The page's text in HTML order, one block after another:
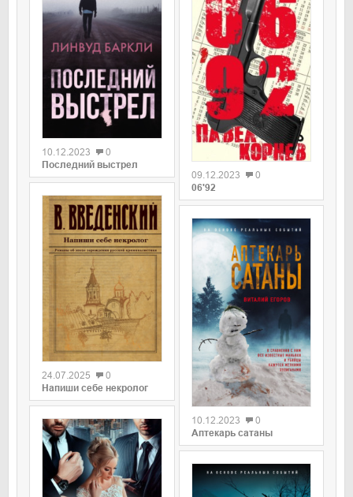
10.12.2023
0
Последний выстрел
0
24.07.2025
0
Напиши себе некролог
09.12.2023
0
06'92
10.12.2023
0
Аптекарь сатаны